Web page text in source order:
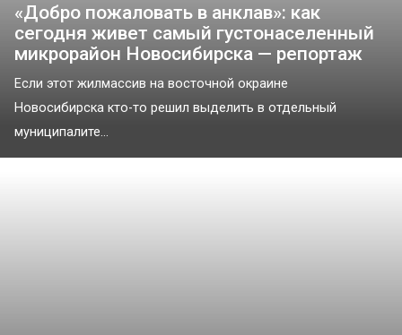
«Добро пожаловать в анклав»: как
сегодня живет самый густонаселенный
микрорайон Новосибирска — репортаж
Если этот жилмассив на восточной окраине
Новосибирска кто-то решил выделить в отдельный
муниципалите...